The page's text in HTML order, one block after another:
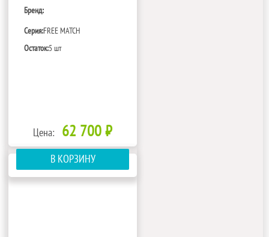
K6DNA5A/I
Бренд:
Серия:FREE MATCH
Остаток:5 шт
Цена: 62 700 ₽
В КОРЗИНУ